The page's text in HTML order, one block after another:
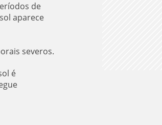
de
aparece
severos.
é